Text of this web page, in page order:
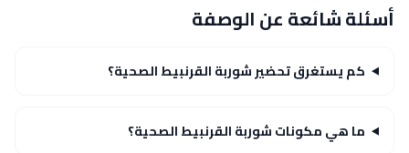
أسئلة شائعة عن الوصفة
كم يستغرق تحضير شوربة القرنبيط الصحية؟
ما هي مكونات شوربة القرنبيط الصحية؟